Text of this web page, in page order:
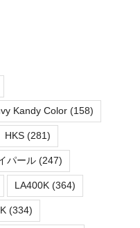
Kandy Color (158)
HKS (281)
パール (247)
LA400K (364)
(334)